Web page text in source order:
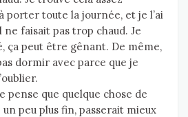
porter toute la journée, et je l’ai
ne faisait pas trop chaud. Je
ça peut être gênant. De même,
dormir avec parce que je
pense que quelque chose de
peu plus fin, passerait mieux